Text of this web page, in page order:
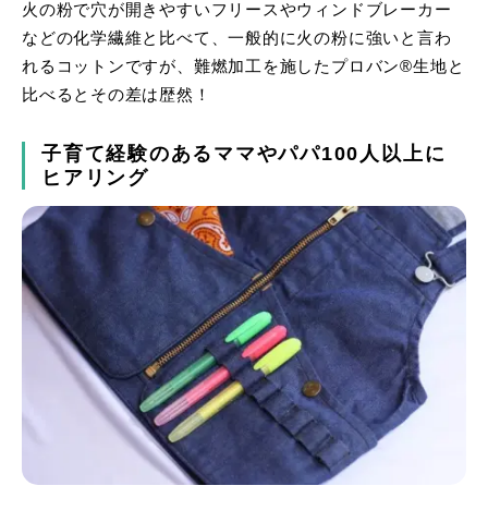
火の粉で穴が開きやすいフリースやウィンドブレーカー
などの化学繊維と比べて、一般的に火の粉に強いと言わ
れるコットンですが、難燃加工を施したプロバン®生地と
比べるとその差は歴然！
子育て経験のあるママやパパ100人以上に
ヒアリング